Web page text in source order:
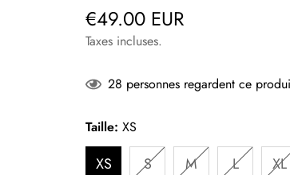
Prix
régulier
€49.00 EUR
Taxes incluses.
28 personnes regardent ce
Taille: XS
XS S M L XL